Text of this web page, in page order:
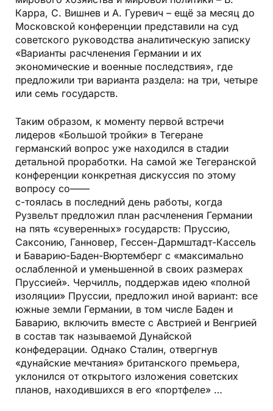
Карра, С. Вишнев и А. Гуревич – ещё за месяц до
Московской конференции представили на суд
советского руководства аналитическую записку
«Варианты расчленения Германии и их
экономические и военные последствия», где
предложили три варианта раздела: на три, четыре
или семь государств.
Таким образом, к моменту первой встречи
лидеров «Большой тройки» в Тегеране
германский вопрос уже находился в стадии
детальной проработки. На самой же Тегеранской
конференции конкретная дискуссия по этому
вопросу со——
с-тоялась в последний день работы, когда
Рузвельт предложил план расчленения Германии
на пять «суверенных» государств: Пруссию,
Саксонию, Ганновер, Гессен-Дармштадт-Кассель
и Баварию-Баден-Вюртемберг с «максимально
ослабленной и уменьшенной в своих размерах
Пруссией». Черчилль, поддержав идею «полной
изоляции» Пруссии, предложил иной вариант: все
южные земли Германии, в том числе Баден и
Баварию, включить вместе с Австрией и Венгрией
в состав так называемой Дунайской
конфедерации. Однако Сталин, отвергнув
«дунайские мечтания» британского премьера,
уклонился от открытого изложения советских
планов, находившихся в его «портфеле» …